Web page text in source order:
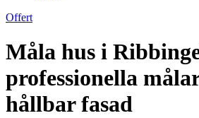
Offert
Måla hus i
professionella
hållbar fasad